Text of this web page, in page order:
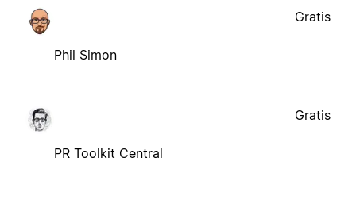
Phil Simon
Gratis
PR Toolkit Central
Gratis